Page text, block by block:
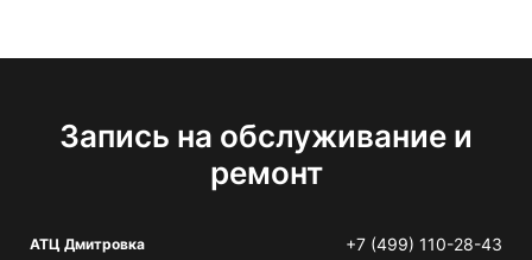
Запись на обслуживание и
ремонт
АТЦ Дмитровка +7 (499) 110-28-43